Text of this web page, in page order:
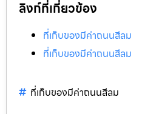
ลิงก์ที่เกี่ยวข้อง
ที่เก็บของมีค่าถนนสีลม
ที่เก็บของมีค่าถนนสีลม
ที่เก็บของมีค่าถนนสีลม